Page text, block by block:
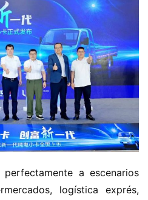
Sign up
a escenarios
logística exprés,